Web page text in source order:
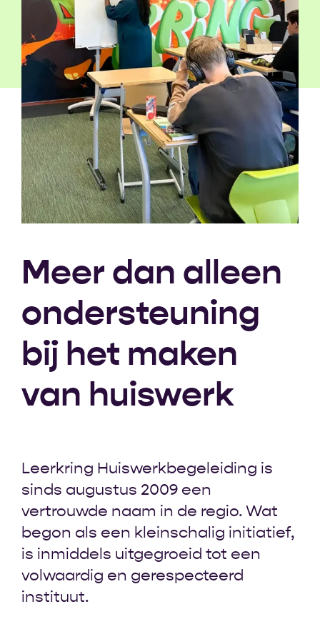
Meer dan alleen
ondersteuning
bij het maken
van huiswerk
Leerkring Huiswerkbegeleiding is
sinds augustus 2009 een
vertrouwde naam in de regio. Wat
begon als een kleinschalig initiatief,
is inmiddels uitgegroeid tot een
volwaardig en gerespecteerd
instituut.